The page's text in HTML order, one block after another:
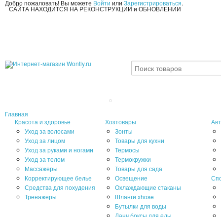
Добро пожаловать! Вы можете Войти или Зарегистрироваться.
САЙТА НАХОДИТСЯ НА РЕКОНСТРУКЦИИ и ОБНОВЛЕНИИ
Главная
Красота и здоровье
Уход за волосами
Уход за лицом
Уход за руками и ногами
Уход за телом
Массажеры
Корректирующее белье
Средства для похудения
Тренажеры
Хозтовары
Зонты
Товары для кухни
Термосы
Термокружки
Товары для сада
Освещение
Охлаждающие стаканы
Шланги xhose
Бутылки для воды